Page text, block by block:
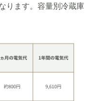
ります。容量別冷蔵庫